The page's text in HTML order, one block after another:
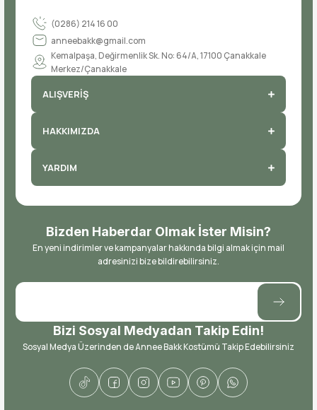
(0286) 214 16 00
anneebakk@gmail.com
Kemalpaşa, Değirmenlik Sk. No: 64/A, 17100 Çanakkale
Merkez/Çanakkale
ALIŞVERİŞ
HAKKIMIZDA
YARDIM
Bizden Haberdar Olmak İster Misin?
En yeni indirimler ve kampanyalar hakkında bilgi almak için mail
adresinizi bize bildirebilirsiniz.
Bizi Sosyal Medyadan Takip Edin!
Sosyal Medya Üzerinden de Annee Bakk Kostümü Takip Edebilirsiniz